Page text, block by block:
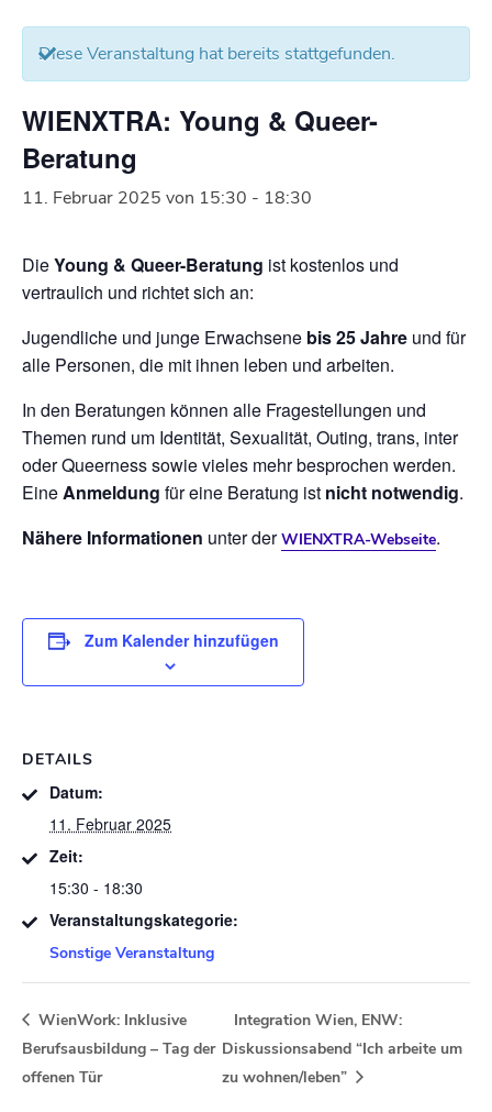
Diese Veranstaltung hat bereits stattgefunden.
WIENXTRA: Young & Queer-
Beratung
11. Februar 2025 von 15:30 - 18:30
DieYoung & Queer-Beratung ist kostenlos und
vertraulich und richtet sich an:
Jugendliche und junge Erwachsene bis 25 Jahre und für
alle Personen, die mit ihnen leben und arbeiten.
In den Beratungen können alle Fragestellungen und
Themen rund um Identität, Sexualität, Outing, trans, inter
oder Queerness sowie vieles mehr besprochen werden.
EineAnmeldung für eine Beratung ist nicht notwendig.
Nähere Informationen unter derWIENXTRA-Webseite.
Zum Kalender hinzufügen
DETAILS
Datum:
11. Februar 2025
Zeit:
15:30 - 18:30
Veranstaltungskategorie:
Sonstige Veranstaltung
WienWork: Inklusive
Berufsausbildung – Tag der
offenen Tür
Integration Wien, ENW:
Diskussionsabend “Ich arbeite um
zu wohnen/leben”